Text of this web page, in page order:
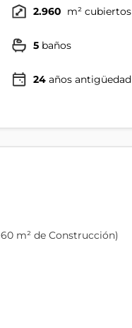
2.960 m² cubiertos
5 baños
24 años antigüedad
m² de Construcción)